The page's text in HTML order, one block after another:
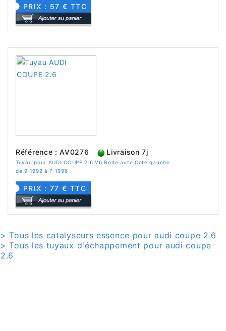
PRIX : 57 € TTC
Référence : AV0276 Livraison 7j
Tuyau pour AUDI COUPE 2.6 V6 Boite auto Coté gauche
de 9 1992 à 7 1996
PRIX : 77 € TTC
> Tous les catalyseurs essence pour audi coupe 2.6
> Tous les tuyaux d'échappement pour audi coupe
2.6